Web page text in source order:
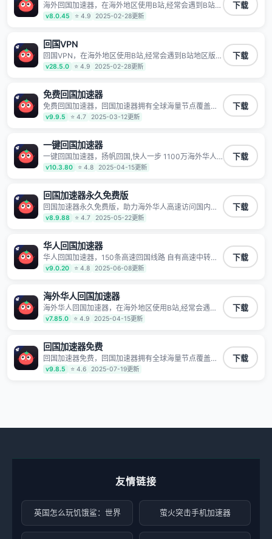
海外回国加速器，在海外地区使用B站,经常会遇到B站地
区版权限制/网络IP屏蔽,缓冲卡顿等问题,使用我们的哔
哩哔哩专用回国VPN,可加速解决各类网络问题,一键网络
7*24小时服务。
v8.0.45 ⭐ 4.9 2025-02-28更新
下载
回国VPN
回国VPN，在海外地区使用B站,经常会遇到B站地区版权
限制/网络IP屏蔽,缓冲卡顿等问题,使用我们的哔哩哔哩
专用回国VPN,可加速解决各类网络问题,一键网络回国,
时服务。
v28.5.0 ⭐ 4.9 2025-02-28更新
下载
免费回国加速器
免费回国加速器，回国加速器拥有全球海量节点覆盖，
运营商专线不卡顿超稳定，专为海外华人和留学生打
造，帮助海外华人免除地域限制，随时高速稳定低延迟
v9.9.5 ⭐ 4.7 2025-03-12更新
下载
一键回国加速器
一键回国加速器，扬帆回国,快人一步 1100万海外华人
都在用的音乐视频回国加速器 Android iOS Windows
Mac TV VIP 支持多种加速场景 了解更多 看视频 全球高
艺、哔哩哔哩和优酷视频,在国外也能畅快追剧!
v10.3.80 ⭐ 4.8 2025-04-15更新
下载
回国加速器永久免费版
回国加速器永久免费版，助力海外华人高速访问国内网
络，快速开启国内各直播平台,解决国内视频、音乐卡顿
问题；更能加速海量国服游戏，超低延迟稳定不掉线,畅
v8.9.88 ⭐ 4.7 2025-05-22更新
下载
华人回国加速器
华人回国加速器，150条高速回国线路 自有高速中转节
点 无需注册 一键连接 提供高速线路 应用内直达视频音
乐app,快人一步 应用模式 App互不干扰 不间断的隐私保
止第三方对数据进行窃取和监听
v9.0.20 ⭐ 4.8 2025-06-08更新
下载
海外华人回国加速器
海外华人回国加速器，在海外地区使用B站,经常会遇到B
站地区版权限制/网络IP屏蔽,缓冲卡顿等问题,使用我们
的哔哩哔哩专用回国VPN,可加速解决各类网络问题,一键
服7*24小时服务。
v7.85.0 ⭐ 4.9 2025-04-15更新
下载
回国加速器免费
回国加速器免费，回国加速器拥有全球海量节点覆盖，
运营商专线不卡顿超稳定，专为海外华人和留学生打
造，帮助海外华人免除地域限制，随时高速稳定低延迟
v9.8.5 ⭐ 4.6 2025-07-19更新
下载
友情链接
英国怎么玩饥饿鲨：世界 萤火突击手机加速器